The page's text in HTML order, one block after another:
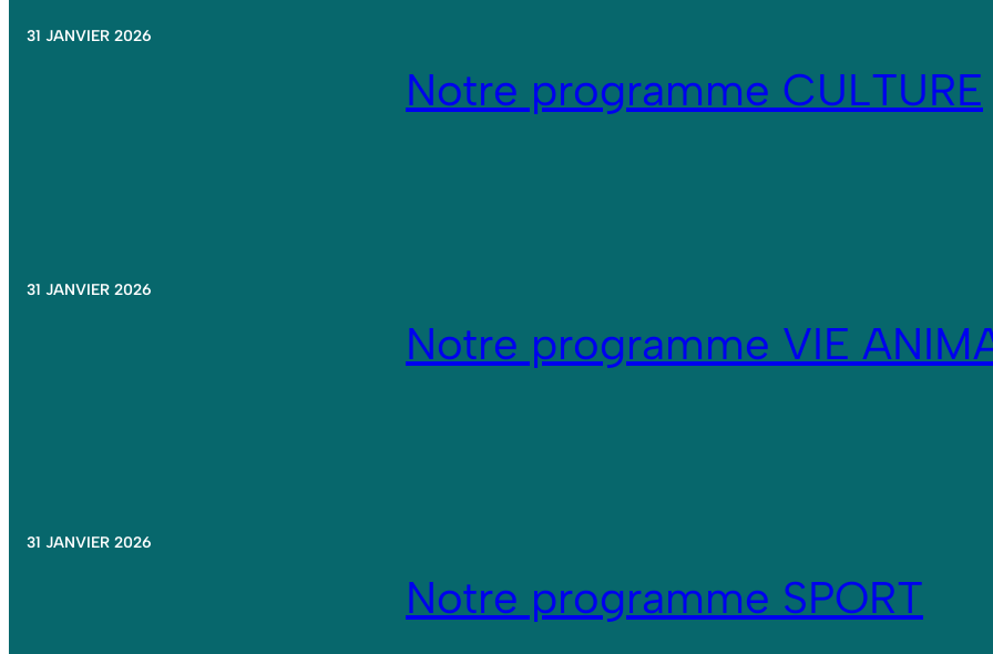
31 JANVIER 2026
Notre programme CULTURE
31 JANVIER 2026
Notre programme VIE
31 JANVIER 2026
Notre programme SPORT